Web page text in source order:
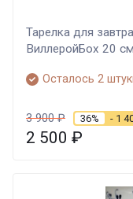
Тарелка для
ВиллеройБох 20 см
Осталось 2
3 900₽ 36% - 1
2 500 ₽